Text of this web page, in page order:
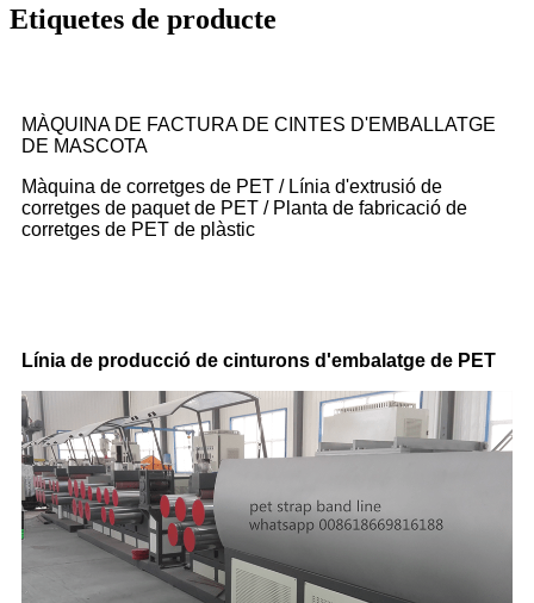
Etiquetes de producte
MÀQUINA DE FACTURA DE CINTES D'EMBALLATGE
DE MASCOTA
Màquina de corretges de PET / Línia d'extrusió de
corretges de paquet de PET / Planta de fabricació de
corretges de PET de plàstic
Línia de producció de cinturons d'embalatge de PET